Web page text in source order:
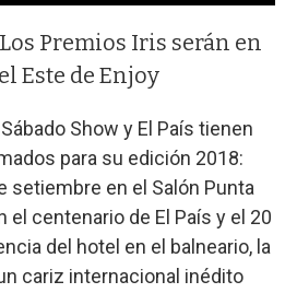
Premios Iris serán en
Este de Enjoy
Show y El País tienen
para su edición 2018:
setiembre en el Salón Punta
el centenario de El País y el 20
del hotel en el balneario, la
cariz internacional inédito